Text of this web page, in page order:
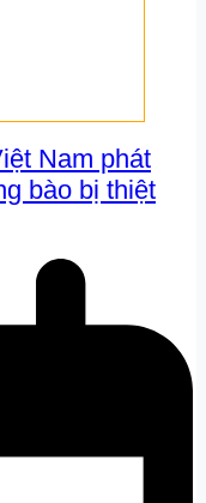
Nam phát
bào bị thiệt